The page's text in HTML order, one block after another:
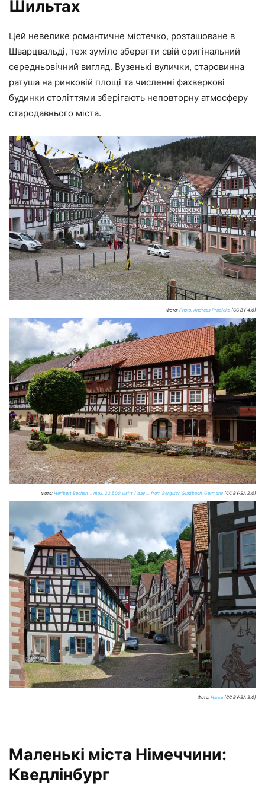
Шильтах
Цей невелике романтичне містечко, розташоване в
Шварцвальді, теж зуміло зберегти свій оригінальний
середньовічний вигляд. Вузенькі вулички, старовинна
ратуша на ринковій площі та численні фахверкові
будинки століттями зберігають неповторну атмосферу
стародавнього міста.
Фото: Photo: Andreas Praefcke (CC BY 4.0)
Фото: Heribert Bechen … max. 22.500 visits / day … from Bergisch Gladbach, Germany (CC BY-SA 2.0)
Фото: Harke (CC BY-SA 3.0)
Маленькі міста Німеччини:
Кведлінбург